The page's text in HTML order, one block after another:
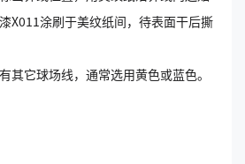
X011涂刷于美纹纸间，待表面干后撕
其它球场线，通常选用黄色或蓝色。